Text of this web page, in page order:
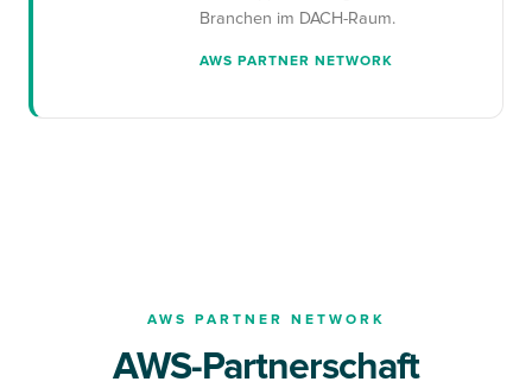
Branchen im DACH-Raum.
AWS PARTNER NETWORK
AWS PARTNER NETWORK
AWS-Partnerschaft